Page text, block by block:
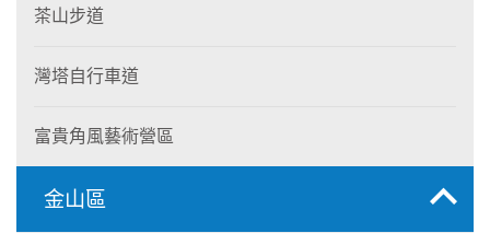
茶山步道
灣塔自行車道
富貴角風藝術營區
金山區